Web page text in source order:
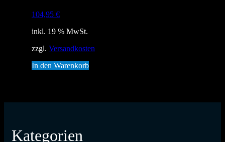
104,95 €
inkl. 19 % MwSt.
zzgl. Versandkosten
In den Warenkorb
Kategorien